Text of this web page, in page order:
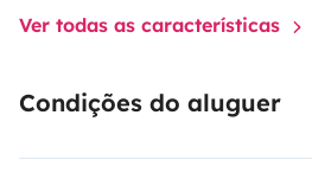
Ver todas as características
Condições do aluguer